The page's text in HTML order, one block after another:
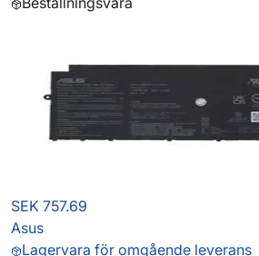
SEK 757.69
Asus
Lagervara för omgående leverans